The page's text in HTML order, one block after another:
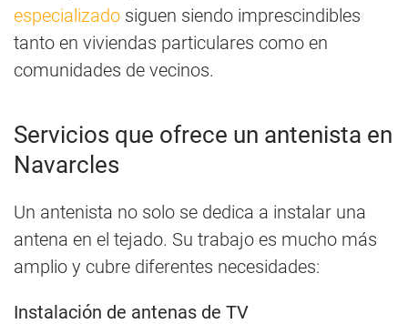
especializado siguen siendo imprescindibles
tanto en viviendas particulares como en
comunidades de vecinos.
Servicios que ofrece un antenista en
Navarcles
Un antenista no solo se dedica a instalar una
antena en el tejado. Su trabajo es mucho más
amplio y cubre diferentes necesidades:
Instalación de antenas de TV